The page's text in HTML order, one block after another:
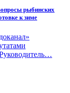
рыбинских
к зиме